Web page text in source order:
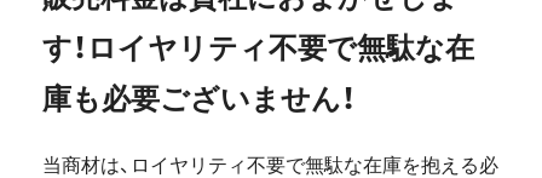
す！ロイヤリティ不要で無駄な在
庫も必要ございません！
当商材は、ロイヤリティ不要で無駄な在庫を抱える必